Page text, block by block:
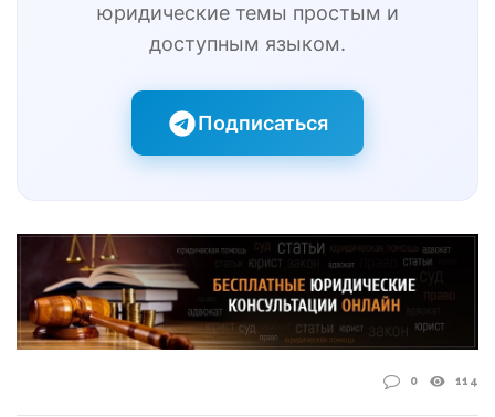
юридические темы простым и
доступным языком.
Подписаться
0 114